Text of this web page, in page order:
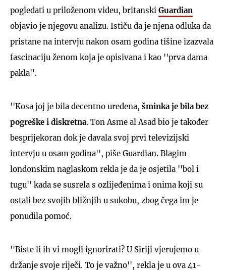
pogledati u priloženom videu, britanski Guardian
objavio je njegovu analizu. Ističu da je njena odluka da
pristane na intervju nakon osam godina tišine izazvala
fascinaciju ženom koja je opisivana i kao ''prva dama
pakla''.
''Kosa joj je bila decentno uređena, šminka je bila bez
pogreške i diskretna. Ton Asme al Asad bio je također
besprijekoran dok je davala svoj prvi televizijski
intervju u osam godina'', piše Guardian. Blagim
londonskim naglaskom rekla je da je osjetila ''bol i
tugu'' kada se susrela s ozlijeđenima i onima koji su
ostali bez svojih bližnjih u sukobu, zbog čega im je
ponudila pomoć.
''Biste li ih vi mogli ignorirati? U Siriji vjerujemo u
držanje svoje riječi. To je važno'', rekla je u ova 41-